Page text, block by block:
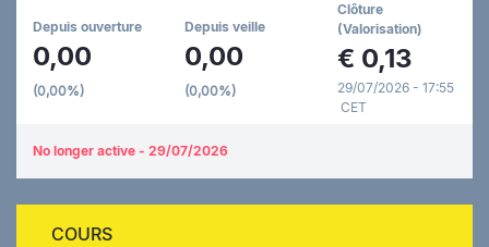
Depuis ouverture
0,00
(0,00%)
Depuis veille
0,00
(0,00%)
Clôture
(Valorisation)
€ 0,13
29/07/2026 - 17:55
CET
No longer active - 29/07/2026
COURS